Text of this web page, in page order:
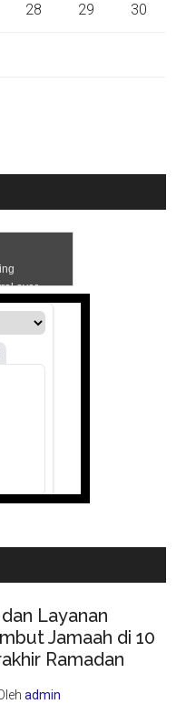
28 29 30
Layanan
Jamaah di 10
Ramadan
admin